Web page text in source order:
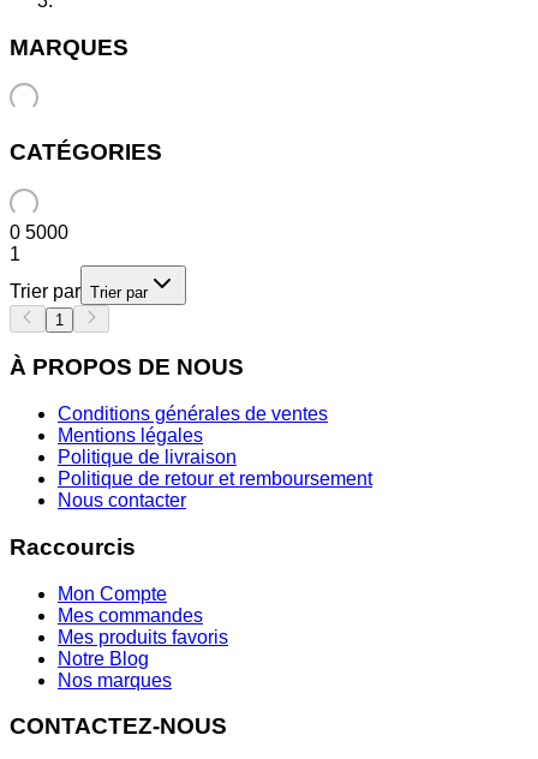
MARQUES
CATÉGORIES
0 5000
1
Trier par Trier par
1
À PROPOS DE NOUS
Conditions générales de ventes
Mentions légales
Politique de livraison
Politique de retour et remboursement
Nous contacter
Raccourcis
Mon Compte
Mes commandes
Mes produits favoris
Notre Blog
Nos marques
CONTACTEZ-NOUS